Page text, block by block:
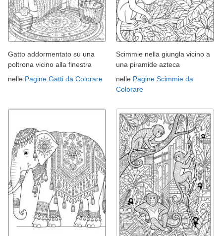
Gatto addormentato su una
poltrona vicino alla finestra
nelle Pagine Gatti da Colorare
Scimmie nella giungla vicino a
una piramide azteca
nelle Pagine Scimmie da
Colorare